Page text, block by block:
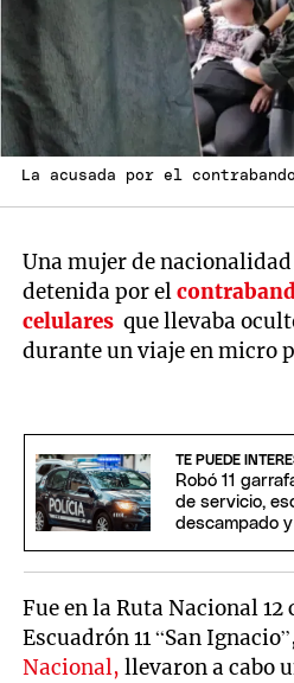
La acusada por el
Una mujer de
detenida por el
celulares que llevaba
durante un viaje en micro
TE PUEDE
Robó 11
de servicio,
descampado
Fue en la Ruta Nacional
Escuadrón 11 “San
Nacional, llevaron a cabo